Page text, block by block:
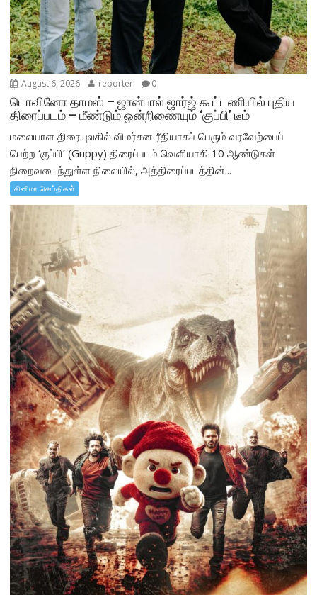
August 6, 2026 reporter 0
டொவினோ தாமஸ் – ஜான்பால் ஜார்ஜ் கூட்டணியில் புதிய
திரைப்படம் – மீண்டும் ஒன்றிணையும் ‘குப்பி’ டீம்
மலையாள திரையுலகில் விமர்சன ரீதியாகப் பெரும் வரவேற்பைப்
பெற்ற ‘குப்பி’ (Guppy) திரைப்படம் வெளியாகி 10 ஆண்டுகள்
நிறைவடைந்துள்ள நிலையில், அத்திரைப்படத்தின்...
சினிமா செய்திகள்